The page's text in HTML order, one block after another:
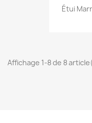
Étui
Affichage 1-8 de 8